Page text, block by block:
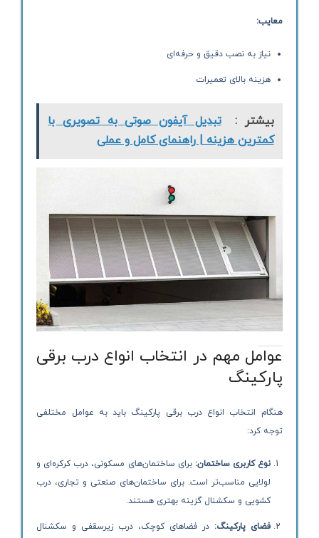
معایب:
نیاز به نصب دقیق و حرفه‌ای
هزینه بالای تعمیرات
بیشتر :
تبدیل آیفون صوتی به تصویری با
کمترین هزینه | راهنمای کامل و عملی
عوامل مهم در انتخاب انواع درب برقی
پارکینگ
هنگام انتخاب انواع درب برقی پارکینگ باید به عوامل مختلفی
توجه کرد:
نوع کاربری ساختمان: برای ساختمان‌های مسکونی، درب کرکره‌ای و
لولایی مناسب‌تر است. برای ساختمان‌های صنعتی و تجاری، درب
کشویی و سکشنال گزینه بهتری هستند.
فضای پارکینگ: در فضاهای کوچک، درب زیرسقفی و سکشنال